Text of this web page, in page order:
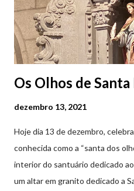
Os Olhos de Santa
dezembro 13, 2021
Hoje dia 13 de dezembro,
conhecida como a “santa dos
interior do santuário dedicado
um altar em granito dedicado a